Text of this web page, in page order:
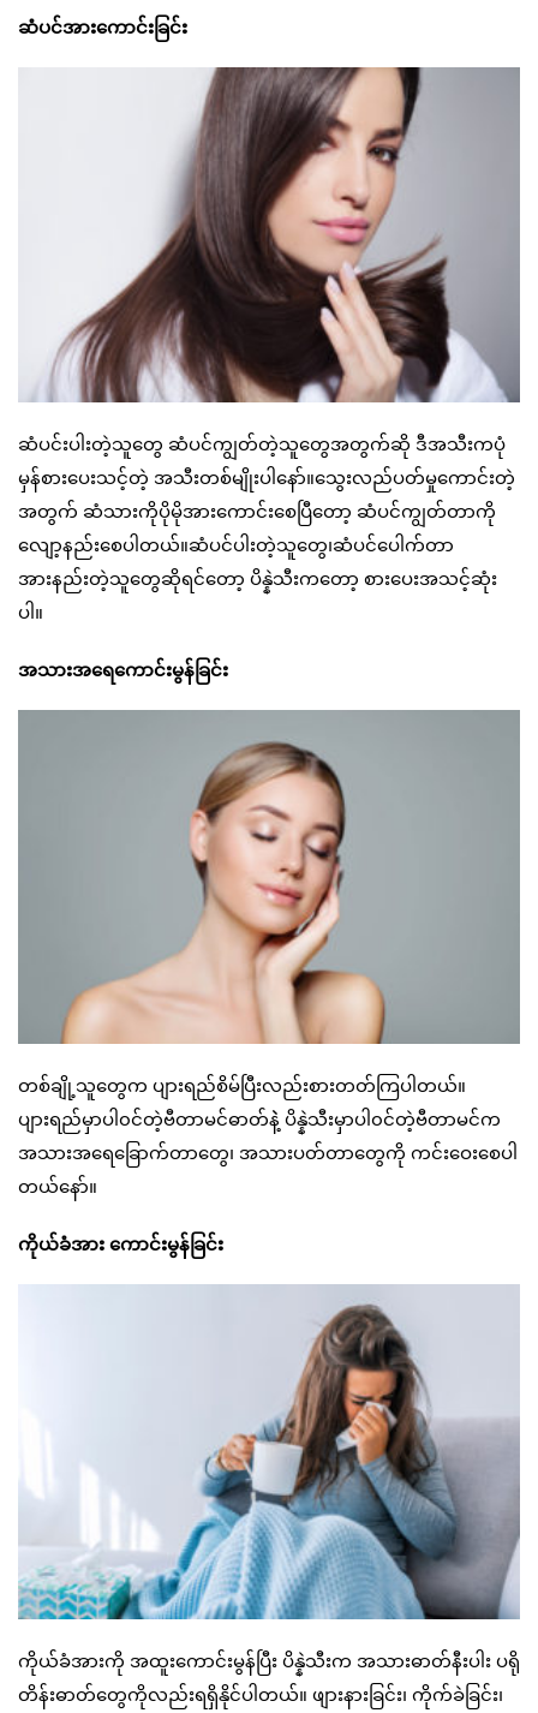
ဆံပင်အားကောင်းခြင်း
ဆံပင်းပါးတဲ့သူတွေ ဆံပင်ကျွတ်တဲ့သူတွေအတွက်ဆို ဒီအသီးကပုံ
မှန်စားပေးသင့်တဲ့ အသီးတစ်မျိုးပါနော်။သွေးလည်ပတ်မှုကောင်းတဲ့
အတွက် ဆံသားကိုပိုမိုအားကောင်းစေပြီတော့ ဆံပင်ကျွတ်တာကို
လျော့နည်းစေပါတယ်။ဆံပင်ပါးတဲ့သူတွေ၊ဆံပင်ပေါက်တာ
အားနည်းတဲ့သူတွေဆိုရင်တော့ ပိန္နဲသီးကတော့ စားပေးအသင့်ဆုံး
ပါ။
အသားအရေကောင်းမွန်ခြင်း
တစ်ချို့သူတွေက ပျားရည်စိမ်ပြီးလည်းစားတတ်ကြပါတယ်။
ပျားရည်မှာပါ၀င်တဲ့ဗီတာမင်ဓာတ်နဲဲ့ ပိန္နဲသီးမှာပါ၀င်တဲ့ဗီတာမင်က
အသားအရေခြောက်တာတွေ၊ အသားပတ်တာတွေကို ကင်းဝေးစေပါ
တယ်နော်။
ကိုယ်ခံအား ကောင်းမွန်ခြင်း
ကိုယ်ခံအားကို အထူးကောင်းမွန်ပြီး ပိန္နဲသီးက အသားဓာတ်နီးပါး ပရို
တိန်းဓာတ်တွေကိုလည်းရရှိနိုင်ပါတယ်။ ဖျားနားခြင်း၊ ကိုက်ခဲခြင်း၊